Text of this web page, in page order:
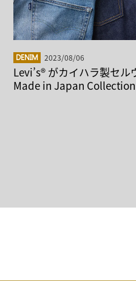
DENIM 2023/08/06
Levi’s® がカイハラ製セ
Made in Japan